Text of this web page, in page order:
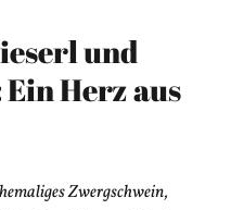
und
Herz aus
Zwergschwein,